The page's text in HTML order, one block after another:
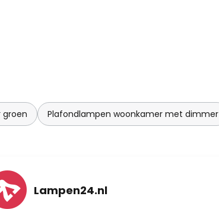
groen Plafondlampen woonkamer met dimmer
Lampen24.nl